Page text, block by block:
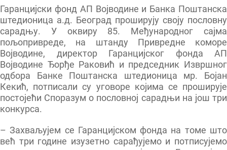
видео продукција
контакт
Гаранцијски фонд АП Војводине и Банка Поштанска
штедионица а.д. Београд проширују своју пословну
сарадњу. У оквиру 85. Међународног сајма
пољопривреде, на штанду Привредне коморе
Војводине, директор Гаранцијског фонда АП
Војводине Ђорђе Раковић и председник Извршног
одбора Банке Поштанска штедионица мр. Бојан
Кекић, потписали су уговоре којима се проширује
постојећи Споразум о пословној сарадњи на још три
конкурса.
– Захваљујем се Гаранцијском фонда на томе што
већ три године изузетно сарађујемо и потписујемо